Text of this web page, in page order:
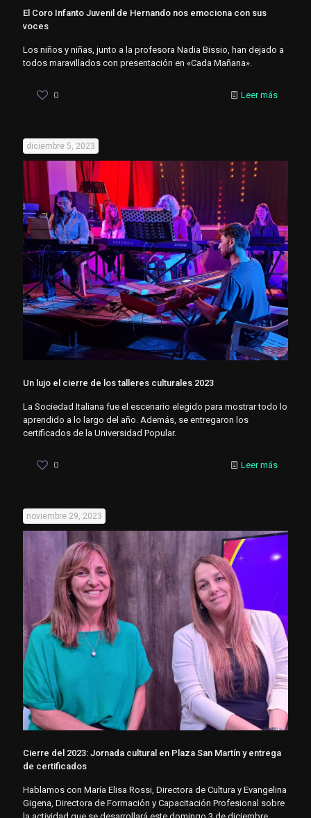
El Coro Infanto Juvenil de Hernando nos emociona con sus
voces
Los niños y niñas, junto a la profesora Nadia Bissio, han dejado a
todos maravillados con presentación en «Cada Mañana».
0 Leer más
diciembre 5, 2023
Un lujo el cierre de los talleres culturales 2023
La Sociedad Italiana fue el escenario elegido para mostrar todo lo
aprendido a lo largo del año. Además, se entregaron los
certificados de la Universidad Popular.
0 Leer más
noviembre 29, 2023
Cierre del 2023: Jornada cultural en Plaza San Martín y entrega
de certificados
Hablamos con María Elisa Rossi, Directora de Cultura y Evangelina
Gigena, Directora de Formación y Capacitación Profesional sobre